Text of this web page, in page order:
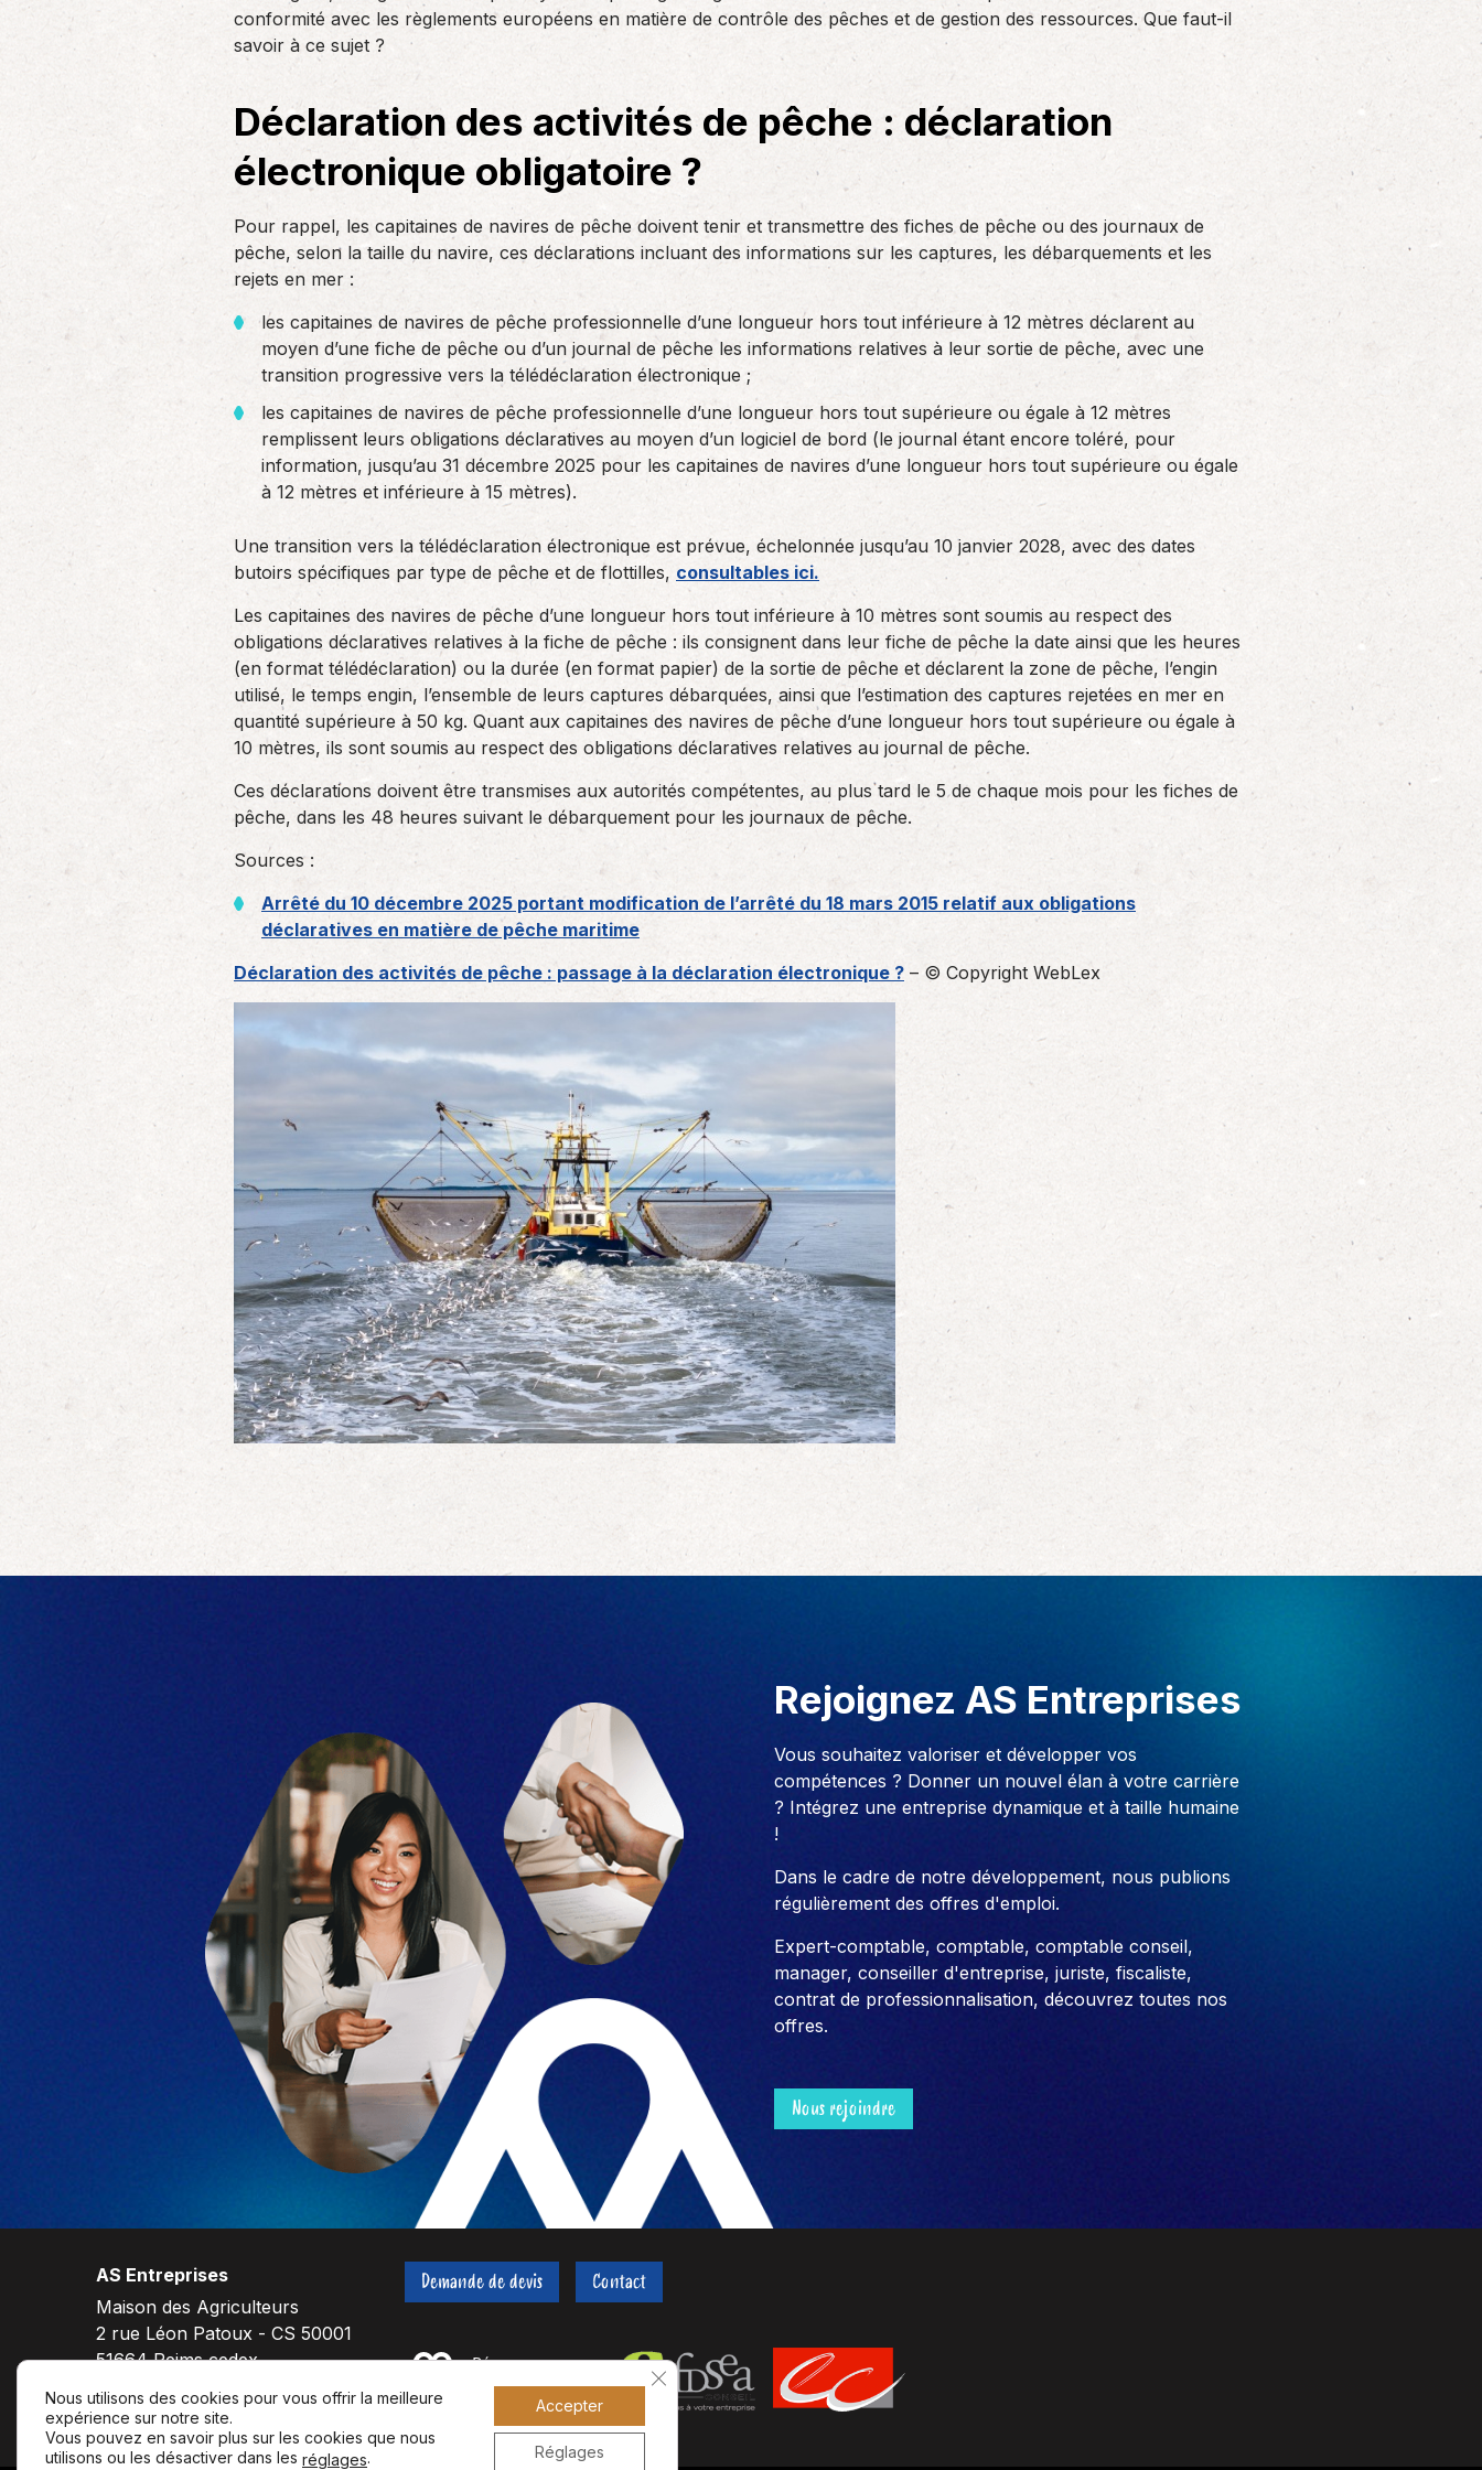
un nouvel associé…
de producteurs ou…
AS Entreprises vous…
des réglementations qui…
Accompagnement des
En tant qu’employeur, vous êtes soumis
à des obligations et à une légalisation
Solutions informatiques
Notre volonté de renforcer l’autonomie
de nos adhérents dans la tenue de leur
conformité avec les règlements européens en matière de contrôle des pêches et de gestion des ressources. Que faut-il
savoir à ce sujet ?
Déclaration des activités de pêche : déclaration
électronique obligatoire ?
Pour rappel, les capitaines de navires de pêche doivent tenir et transmettre des fiches de pêche ou des journaux de
pêche, selon la taille du navire, ces déclarations incluant des informations sur les captures, les débarquements et les
rejets en mer :
les capitaines de navires de pêche professionnelle d’une longueur hors tout inférieure à 12 mètres déclarent au
moyen d’une fiche de pêche ou d’un journal de pêche les informations relatives à leur sortie de pêche, avec une
transition progressive vers la télédéclaration électronique ;
les capitaines de navires de pêche professionnelle d’une longueur hors tout supérieure ou égale à 12 mètres
remplissent leurs obligations déclaratives au moyen d’un logiciel de bord (le journal étant encore toléré, pour
information, jusqu’au 31 décembre 2025 pour les capitaines de navires d’une longueur hors tout supérieure ou égale
à 12 mètres et inférieure à 15 mètres).
Une transition vers la télédéclaration électronique est prévue, échelonnée jusqu’au 10 janvier 2028, avec des dates
butoirs spécifiques par type de pêche et de flottilles, consultables ici.
Les capitaines des navires de pêche d’une longueur hors tout inférieure à 10 mètres sont soumis au respect des
obligations déclaratives relatives à la fiche de pêche : ils consignent dans leur fiche de pêche la date ainsi que les heures
(en format télédéclaration) ou la durée (en format papier) de la sortie de pêche et déclarent la zone de pêche, l’engin
utilisé, le temps engin, l’ensemble de leurs captures débarquées, ainsi que l’estimation des captures rejetées en mer en
quantité supérieure à 50 kg. Quant aux capitaines des navires de pêche d’une longueur hors tout supérieure ou égale à
10 mètres, ils sont soumis au respect des obligations déclaratives relatives au journal de pêche.
Ces déclarations doivent être transmises aux autorités compétentes, au plus tard le 5 de chaque mois pour les fiches de
pêche, dans les 48 heures suivant le débarquement pour les journaux de pêche.
Sources :
Arrêté du 10 décembre 2025 portant modification de l’arrêté du 18 mars 2015 relatif aux obligations
déclaratives en matière de pêche maritime
Déclaration des activités de pêche : passage à la déclaration électronique ? – © Copyright WebLex
Rejoignez AS Entreprises
Vous souhaitez valoriser et développer vos
compétences ? Donner un nouvel élan à votre carrière
? Intégrez une entreprise dynamique et à taille humaine
!
Dans le cadre de notre développement, nous publions
régulièrement des offres d'emploi.
Expert-comptable, comptable, comptable conseil,
manager, conseiller d'entreprise, juriste, fiscaliste,
contrat de professionnalisation, découvrez toutes nos
offres.
Nous rejoindre
AS Entreprises
Maison des Agriculteurs
2 rue Léon Patoux - CS 50001
51664 Reims cedex
F
a
L
i
Y
o
Demande de devis Contact
Nous utilisons des cookies pour vous offrir la meilleure
expérience sur notre site.
Vous pouvez en savoir plus sur les cookies que nous
utilisons ou les désactiver dans les réglages.
Accepter
Réglages
Fermer la bannière des cookies GDPR